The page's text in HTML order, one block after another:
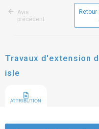
Avis
précédent
Travaux d'extension
isle
ATTRIBUTION